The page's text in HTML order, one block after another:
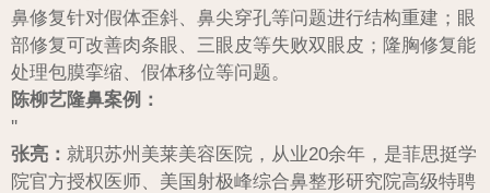
鼻修复针对假体歪斜、鼻尖穿孔等问题进行结构重建；眼
部修复可改善肉条眼、三眼皮等失败双眼皮；隆胸修复能
处理包膜挛缩、假体移位等问题。
陈柳艺隆鼻案例：
''
张亮： 就职苏州美莱美容医院，从业20余年，是菲思挺学
院官方授权医师、美国射极峰综合鼻整形研究院高级特聘